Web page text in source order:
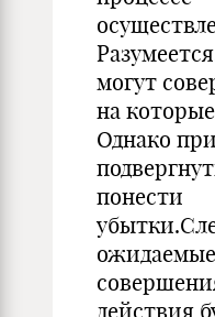
могут
на
Однако
понести
действия